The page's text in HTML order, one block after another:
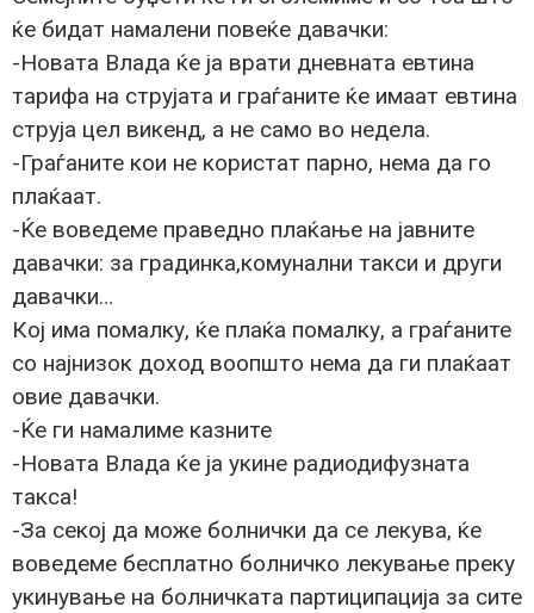
ќе бидат намалени повеќе давачки:
-Новата Влада ќе ја врати дневната евтина
тарифа на струјата и граѓаните ќе имаат евтина
струја цел викенд, а не само во недела.
-Граѓаните кои не користат парно, нема да го
плаќаат.
-Ќе воведеме праведно плаќање на јавните
давачки: за градинка,комунални такси и други
давачки…
Кој има помалку, ќе плаќа помалку, а граѓаните
со најнизок доход воопшто нема да ги плаќаат
овие давачки.
-Ќе ги намалиме казните
-Новата Влада ќе ја укине радиодифузната
такса!
-За секој да може болнички да се лекува, ќе
воведеме бесплатно болничко лекување преку
укинување на болничката партиципација за сите